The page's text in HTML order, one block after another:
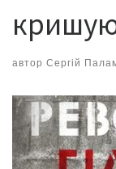
автор Сергій